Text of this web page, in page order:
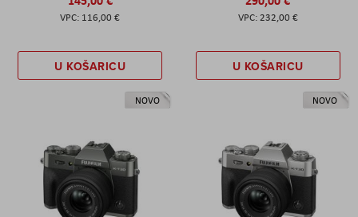
116,00 €
U KOŠARICU
232,00 €
U KOŠARICU
NOVO NOVO